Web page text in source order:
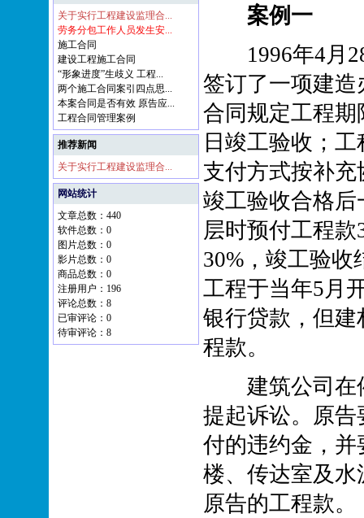
关于实行工程建设监理合...
劳务分包工作人员发生安...
施工合同
建设工程施工合同
“形象进度”生歧义 工程...
两个施工合同案引四点思...
本案合同是否有效 原告应...
工程合同管理案例
推荐新闻
关于实行工程建设监理合...
网站统计
文章总数：440
软件总数：0
图片总数：0
影片总数：0
商品总数：0
注册用户：196
评论总数：8
已审评论：0
待审评论：8
案例一
1996年4月28
签订了一项建
合同规定工程期
日竣工验收；
支付方式按补
竣工验收合格
层时预付工程
30%，竣工验收
工程于当年5月
银行贷款，但
程款。
建筑公司在催
提起诉讼。原
付的违约金，并
楼、传达室及
原告的工程款。